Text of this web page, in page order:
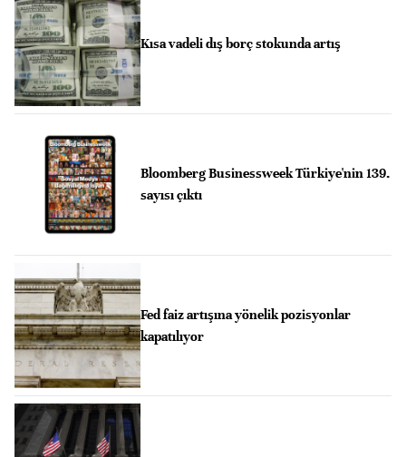
Kısa vadeli dış borç stokunda artış
Bloomberg Businessweek Türkiye'nin 139.
sayısı çıktı
Fed faiz artışına yönelik pozisyonlar
kapatılıyor